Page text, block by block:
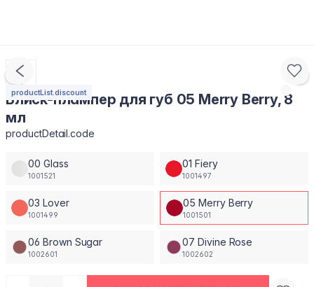
productList.discount
Блиск-плампер для губ 05 Merry Berry, 8
мл
productDetail.code
00 Glass
1001521
01 Fiery
1001497
03 Lover
1001499
05 Merry Berry
1001501
06 Brown Sugar
1002601
07 Divine Rose
1002602